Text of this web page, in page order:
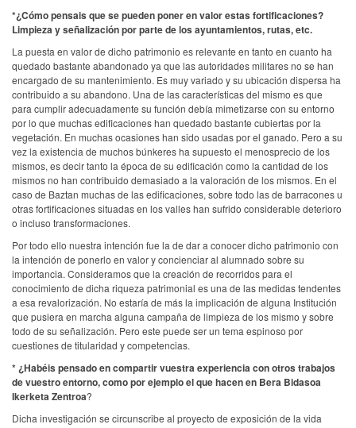
*¿Cómo pensais que se pueden poner en valor estas fortificaciones?
Limpieza y señalización por parte de los ayuntamientos, rutas, etc.
La puesta en valor de dicho patrimonio es relevante en tanto en cuanto ha
quedado bastante abandonado ya que las autoridades militares no se han
encargado de su mantenimiento. Es muy variado y su ubicación dispersa ha
contribuido a su abandono. Una de las características del mismo es que
para cumplir adecuadamente su función debía mimetizarse con su entorno
por lo que muchas edificaciones han quedado bastante cubiertas por la
vegetación. En muchas ocasiones han sido usadas por el ganado. Pero a su
vez la existencia de muchos búnkeres ha supuesto el menosprecio de los
mismos, es decir tanto la época de su edificación como la cantidad de los
mismos no han contribuido demasiado a la valoración de los mismos. En el
caso de Baztan muchas de las edificaciones, sobre todo las de barracones u
otras fortificaciones situadas en los valles han sufrido considerable deterioro
o incluso transformaciones.
Por todo ello nuestra intención fue la de dar a conocer dicho patrimonio con
la intención de ponerlo en valor y concienciar al alumnado sobre su
importancia. Consideramos que la creación de recorridos para el
conocimiento de dicha riqueza patrimonial es una de las medidas tendentes
a esa revalorización. No estaría de más la implicación de alguna Institución
que pusiera en marcha alguna campaña de limpieza de los mismo y sobre
todo de su señalización. Pero este puede ser un tema espinoso por
cuestiones de titularidad y competencias.
* ¿Habéis pensado en compartir vuestra experiencia con otros trabajos
de vuestro entorno, como por ejemplo el que hacen en Bera Bidasoa
Ikerketa Zentroa?
Dicha investigación se circunscribe al proyecto de exposición de la vida